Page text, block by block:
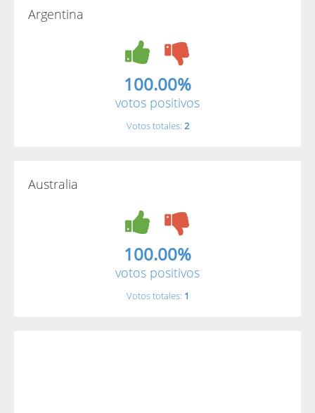
Argentina
100.00%
votos positivos
Votos totales: 2
Australia
100.00%
votos positivos
Votos totales: 1